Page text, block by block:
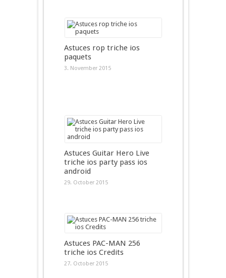
Astuces rop triche ios
paquets
3. November 2015
Astuces Guitar Hero Live
triche ios party pass ios
android
29. October 2015
Astuces PAC-MAN 256
triche ios Credits
27. October 2015